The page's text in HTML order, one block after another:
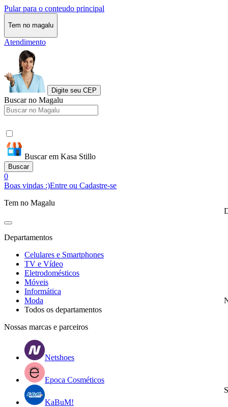
Pular para o conteudo principal
Tem no magalu
Atendimento
Digite seu CEP
Buscar no Magalu
Buscar em Kasa Stillo
Buscar
0
Boas vindas :)Entre ou Cadastre-se
Tem no Magalu
Departamentos
Celulares e Smartphones
TV e Vídeo
Eletrodomésticos
Móveis
Informática
Moda
Todos os departamentos
Nossas marcas e parceiros
Netshoes
Epoca Cosméticos
KaBuM!